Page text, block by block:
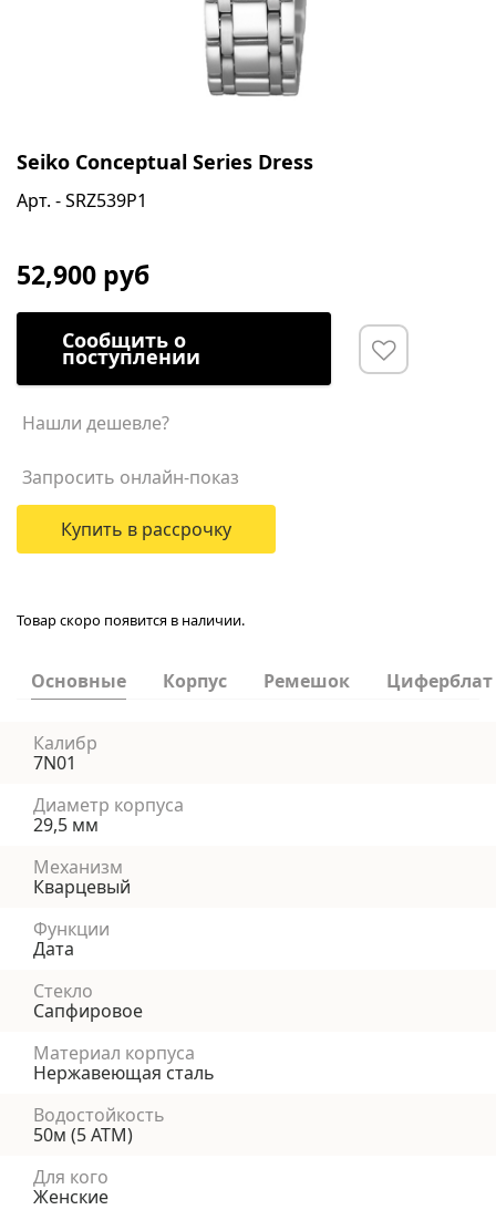
Seiko Conceptual Series Dress
Арт. - SRZ539P1
52,900 руб
Сообщить о
поступлении
Нашли дешевле?
Запросить онлайн-показ
Купить в рассрочку
Товар скоро появится в наличии.
Основные Корпус Ремешок Циферблат
Калибр
7N01
Диаметр корпуса
29,5 мм
Механизм
Кварцевый
Функции
Дата
Стекло
Сапфировое
Материал корпуса
Нержавеющая сталь
Водостойкость
50м (5 АТМ)
Для кого
Женские